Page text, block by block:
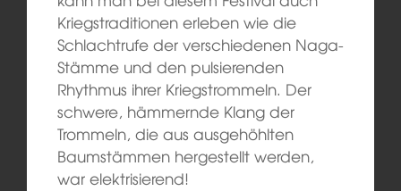
Kriegstraditionen erleben wie die
Schlachtrufe der verschiedenen Naga-
Stämme und den pulsierenden
Rhythmus ihrer Kriegstrommeln. Der
schwere, hämmernde Klang der
Trommeln, die aus ausgehöhlten
Baumstämmen hergestellt werden,
war elektrisierend!